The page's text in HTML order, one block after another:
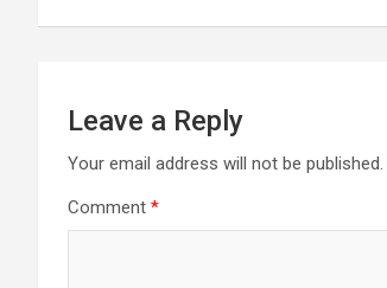
Leave a Reply
Your email address will not be published.
Comment *